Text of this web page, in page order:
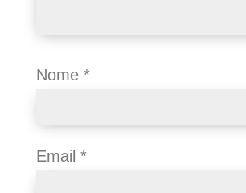
Nome *
Email *